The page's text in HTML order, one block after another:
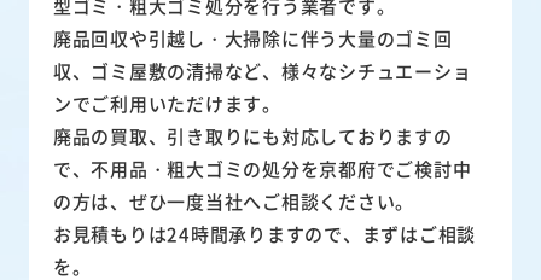
型ゴミ・粗大ゴミ処分を行う業者です。
廃品回収や引越し・大掃除に伴う大量のゴミ回
収、ゴミ屋敷の清掃など、様々なシチュエーショ
ンでご利用いただけます。
廃品の買取、引き取りにも対応しておりますの
で、不用品・粗大ゴミの処分を京都府でご検討中
の方は、ぜひ一度当社へご相談ください。
お見積もりは24時間承りますので、まずはご相談
を。